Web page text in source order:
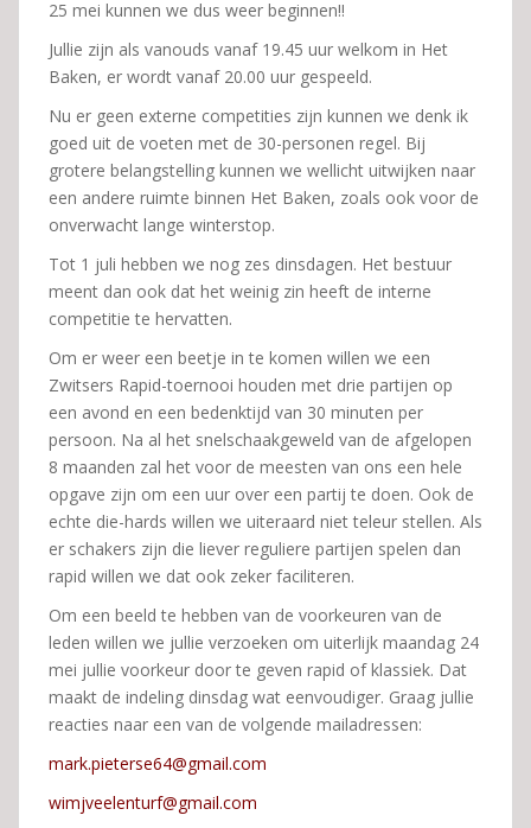
25 mei kunnen we dus weer beginnen!!
Jullie zijn als vanouds vanaf 19.45 uur welkom in Het
Baken, er wordt vanaf 20.00 uur gespeeld.
Nu er geen externe competities zijn kunnen we denk ik
goed uit de voeten met de 30-personen regel. Bij
grotere belangstelling kunnen we wellicht uitwijken naar
een andere ruimte binnen Het Baken, zoals ook voor de
onverwacht lange winterstop.
Tot 1 juli hebben we nog zes dinsdagen. Het bestuur
meent dan ook dat het weinig zin heeft de interne
competitie te hervatten.
Om er weer een beetje in te komen willen we een
Zwitsers Rapid-toernooi houden met drie partijen op
een avond en een bedenktijd van 30 minuten per
persoon. Na al het snelschaakgeweld van de afgelopen
8 maanden zal het voor de meesten van ons een hele
opgave zijn om een uur over een partij te doen. Ook de
echte die-hards willen we uiteraard niet teleur stellen. Als
er schakers zijn die liever reguliere partijen spelen dan
rapid willen we dat ook zeker faciliteren.
Om een beeld te hebben van de voorkeuren van de
leden willen we jullie verzoeken om uiterlijk maandag 24
mei jullie voorkeur door te geven rapid of klassiek. Dat
maakt de indeling dinsdag wat eenvoudiger. Graag jullie
reacties naar een van de volgende mailadressen:
mark.pieterse64@gmail.com
wimjveelenturf@gmail.com